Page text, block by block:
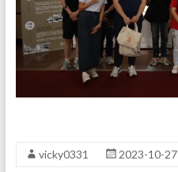
vicky0331 2023-10-27